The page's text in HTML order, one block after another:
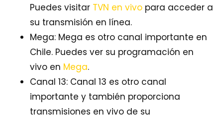
Puedes visitar TVN en vivo para acceder a
su transmisión en línea.
Mega: Mega es otro canal importante en
Chile. Puedes ver su programación en
vivo en Mega.
Canal 13: Canal 13 es otro canal
importante y también proporciona
transmisiones en vivo de su